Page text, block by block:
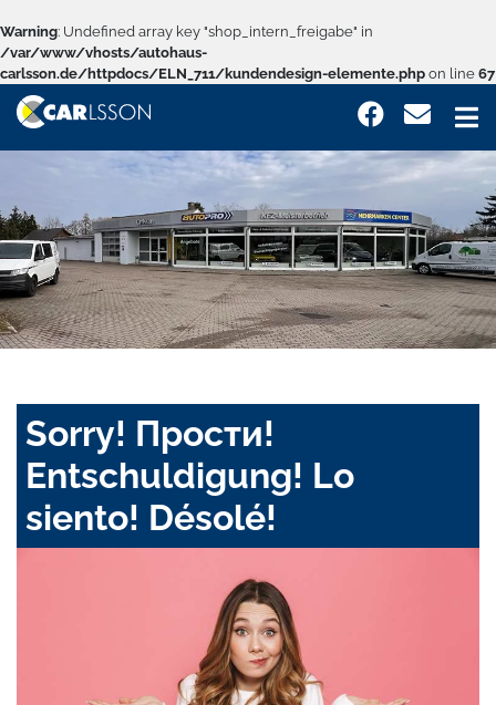
Warning: Undefined array key "shop_intern_freigabe" in
/var/www/vhosts/autohaus-
carlsson.de/httpdocs/ELN_711/kundendesign-elemente.php on line 67
Sorry! Прости!
Entschuldigung! Lo
siento! Désolé!